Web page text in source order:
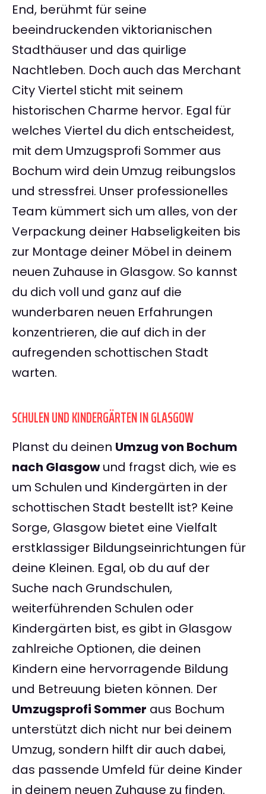
End, berühmt für seine
beeindruckenden viktorianischen
Stadthäuser und das quirlige
Nachtleben. Doch auch das Merchant
City Viertel sticht mit seinem
historischen Charme hervor. Egal für
welches Viertel du dich entscheidest,
mit dem Umzugsprofi Sommer aus
Bochum wird dein Umzug reibungslos
und stressfrei. Unser professionelles
Team kümmert sich um alles, von der
Verpackung deiner Habseligkeiten bis
zur Montage deiner Möbel in deinem
neuen Zuhause in Glasgow. So kannst
du dich voll und ganz auf die
wunderbaren neuen Erfahrungen
konzentrieren, die auf dich in der
aufregenden schottischen Stadt
warten.
SCHULEN UND KINDERGÄRTEN IN GLASGOW
Planst du deinen Umzug von Bochum
nach Glasgowund fragst dich, wie es
um Schulen und Kindergärten in der
schottischen Stadt bestellt ist? Keine
Sorge, Glasgow bietet eine Vielfalt
erstklassiger Bildungseinrichtungen für
deine Kleinen. Egal, ob du auf der
Suche nach Grundschulen,
weiterführenden Schulen oder
Kindergärten bist, es gibt in Glasgow
zahlreiche Optionen, die deinen
Kindern eine hervorragende Bildung
und Betreuung bieten können. Der
Umzugsprofi Sommer aus Bochum
unterstützt dich nicht nur bei deinem
Umzug, sondern hilft dir auch dabei,
das passende Umfeld für deine Kinder
in deinem neuen Zuhause zu finden.